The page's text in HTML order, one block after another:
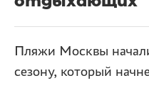
Пляжи Москвы
сезону, который